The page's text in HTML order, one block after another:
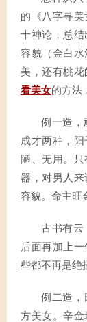
的《八字寻
十神论，总
容貌（金白水
美，还有桃花
看美女的方法
例一造，
成才两种，
陋、无用。
器，对男人
容貌。命主旺
古书有云
后面再加上
些都不再是绝
例二造，
方美女。辛